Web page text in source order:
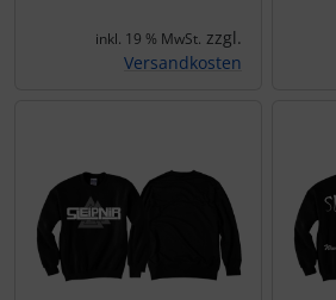
inkl. 19 % MwSt. zzgl.
Versandkosten